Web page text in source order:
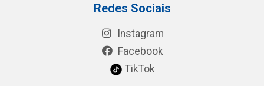
Redes Sociais
Instagram
Facebook
TikTok